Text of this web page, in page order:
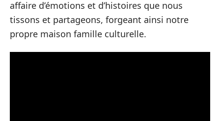
affaire d’émotions et d’histoires que nous
tissons et partageons, forgeant ainsi notre
propre maison famille culturelle.